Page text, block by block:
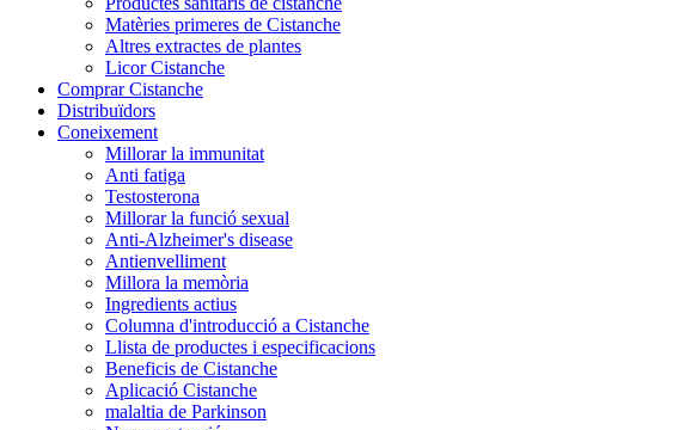
Matèries primeres de Cistanche
Altres extractes de plantes
Licor Cistanche
Comprar Cistanche
Distribuïdors
Coneixement
Millorar la immunitat
Anti fatiga
Testosterona
Millorar la funció sexual
Anti-Alzheimer's disease
Antienvelliment
Millora la memòria
Ingredients actius
Columna d'introducció a Cistanche
Llista de productes i especificacions
Beneficis de Cistanche
Aplicació Cistanche
malaltia de Parkinson